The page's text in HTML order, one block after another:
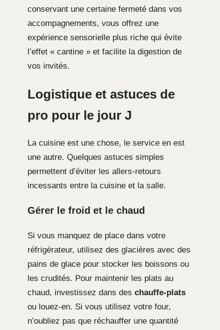
conservant une certaine fermeté dans vos
accompagnements, vous offrez une
expérience sensorielle plus riche qui évite
l’effet « cantine » et facilite la digestion de
vos invités.
Logistique et astuces de
pro pour le jour J
La cuisine est une chose, le service en est
une autre. Quelques astuces simples
permettent d’éviter les allers-retours
incessants entre la cuisine et la salle.
Gérer le froid et le chaud
Si vous manquez de place dans votre
réfrigérateur, utilisez des glacières avec des
pains de glace pour stocker les boissons ou
les crudités. Pour maintenir les plats au
chaud, investissez dans des chauffe-plats
ou louez-en. Si vous utilisez votre four,
n’oubliez pas que réchauffer une quantité